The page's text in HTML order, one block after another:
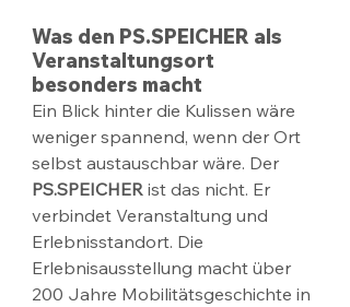
Was den PS.SPEICHER als
Veranstaltungsort
besonders macht
Ein Blick hinter die Kulissen wäre
weniger spannend, wenn der Ort
selbst austauschbar wäre. Der
PS.SPEICHER ist das nicht. Er
verbindet Veranstaltung und
Erlebnisstandort. Die
Erlebnisausstellung macht über
200 Jahre Mobilitätsgeschichte in